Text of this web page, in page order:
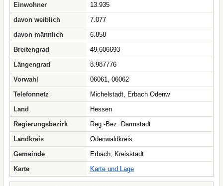
Einwohner
13.935
davon weiblich
7.077
davon männlich
6.858
Breitengrad
49.606693
Längengrad
8.987776
Vorwahl
06061, 06062
Telefonnetz
Michelstadt, Erbach Odenw
Land
Hessen
Regierungsbezirk
Reg.-Bez. Darmstadt
Landkreis
Odenwaldkreis
Gemeinde
Erbach, Kreisstadt
Karte
Karte und Lage